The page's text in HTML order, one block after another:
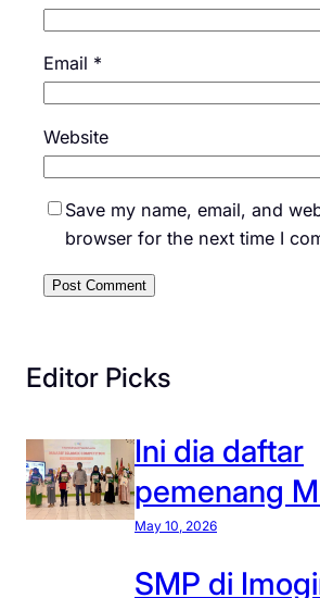
Email *
Website
Save my name, email, and
browser for the next time I
Editor Picks
Ini dia daftar
pemenang
May 10, 2026
SMP di